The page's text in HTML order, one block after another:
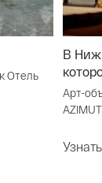
Отель
В
Арт-